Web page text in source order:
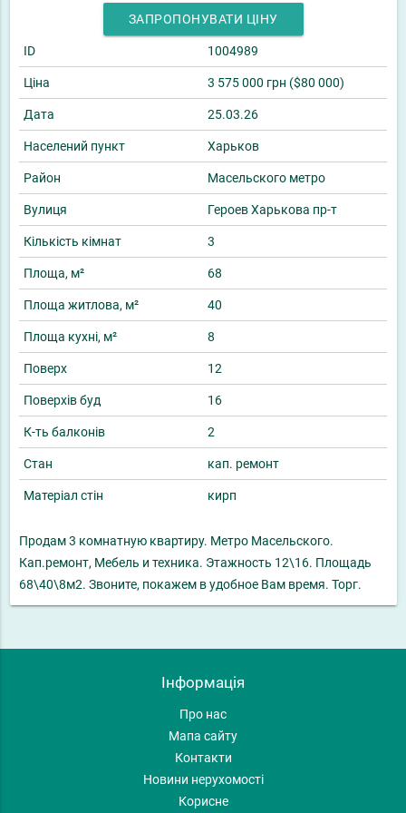
ЗАПРОПОНУВАТИ ЦІНУ
ID 1004989
Ціна 3 575 000 грн ($80 000)
Дата 25.03.26
Населений пункт Харьков
Район Масельского метро
Вулиця Героев Харькова пр-т
Кількість кімнат 3
Площа, м² 68
Площа житлова, м² 40
Площа кухні, м² 8
Поверх 12
Поверхів буд 16
К-ть балконів 2
Стан кап. ремонт
Матеріал стін кирп
Продам 3 комнатную квартиру. Метро Масельского.
Кап.ремонт, Мебель и техника. Этажность 12\16. Площадь
68\40\8м2. Звоните, покажем в удобное Вам время. Торг.
Інформація
Про нас
Мапа сайту
Контакти
Новини нерухомості
Корисне